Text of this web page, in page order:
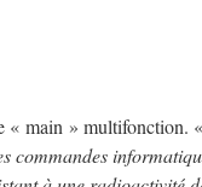
« main » multifonction. «
commandes